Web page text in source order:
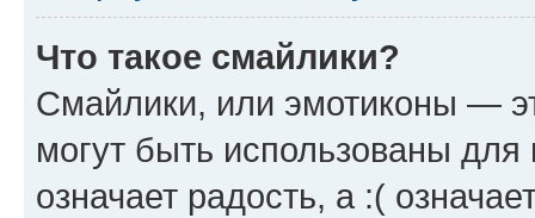
Что такое смайлики?
Смайлики, или эмотиконы —
могут быть использованы
означает радость, а :(